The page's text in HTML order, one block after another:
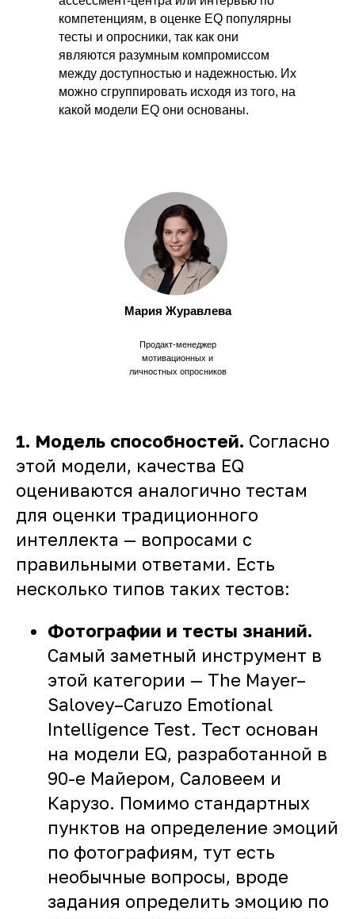
компетенциям, в оценке EQ популярны
тесты и опросники, так как они
являются разумным компромиссом
между доступностью и надежностью. Их
можно сгруппировать исходя из того, на
какой модели EQ они основаны.
Продакт-менеджер
мотивационных и
личностных опросников
Мария Журавлева
1. Модель способностей. Согласно
этой модели, качества EQ
оцениваются аналогично тестам
для оценки традиционного
интеллекта — вопросами с
правильными ответами. Есть
несколько типов таких тестов:
Фотографии и тесты знаний.
Самый заметный инструмент в
этой категории — The Mayer–
Salovey–Caruzo Emotional
Intelligence Test. Тест основан
на модели EQ, разработанной в
90-е Майером, Саловеем и
Карузо. Помимо стандартных
пунктов на определение эмоций
по фотографиям, тут есть
необычные вопросы, вроде
задания определить эмоцию по